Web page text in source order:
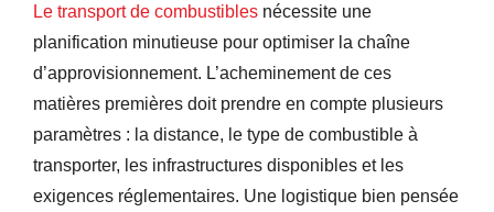
Le transport de combustibles nécessite une
planification minutieuse pour optimiser la chaîne
d’approvisionnement. L’acheminement de ces
matières premières doit prendre en compte plusieurs
paramètres : la distance, le type de combustible à
transporter, les infrastructures disponibles et les
exigences réglementaires. Une logistique bien pensée